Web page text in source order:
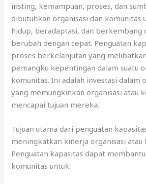
insting, kemampuan, proses, dan
dibutuhkan organisasi dan komunitas
hidup, beradaptasi, dan berkembang
berubah dengan cepat. Penguatan
proses berkelanjutan yang
pemangku kepentingan dalam suatu
komunitas. Ini adalah investasi dalam
yang memungkinkan organisasi atau
mencapai tujuan mereka.
Tujuan utama dari penguatan
meningkatkan kinerja organisasi atau
Penguatan kapasitas dapat
komunitas untuk: